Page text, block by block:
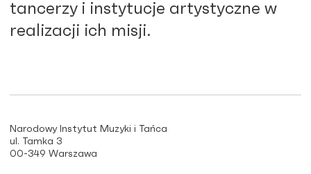
tancerzy i instytucje artystyczne w
realizacji ich misji.
Narodowy Instytut Muzyki i Tańca
ul. Tamka 3
00-349 Warszawa